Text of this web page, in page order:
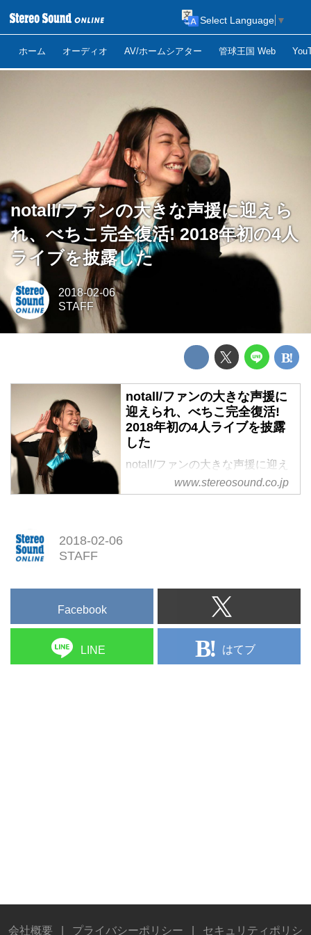
ホーム オーディオ AV/ホームシアター 管球王国 Web
Select Language ▼
notall/ファンの大きな声援に迎えら
れ、べちこ完全復活! 2018年初の4人
ライブを披露した
2018-02-06
STAFF
notall/ファンの大きな声援に
迎えられ、べちこ完全復活!
2018年初の4人ライブを披露
した
notall/ファンの大きな声援に迎え
られ、べちこ完全復活! 2018年初
の4人ライブを披露した
www.stereosound.co.jp
2018-02-06
STAFF
Facebook
LINE はてブ
会社概要 プライバシーポリシー セキュリティポリシ